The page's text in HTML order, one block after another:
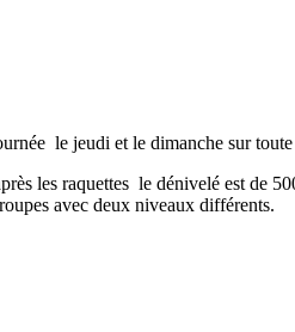
le jeudi et le dimanche sur
les raquettes le dénivelé est de
avec deux niveaux différents.